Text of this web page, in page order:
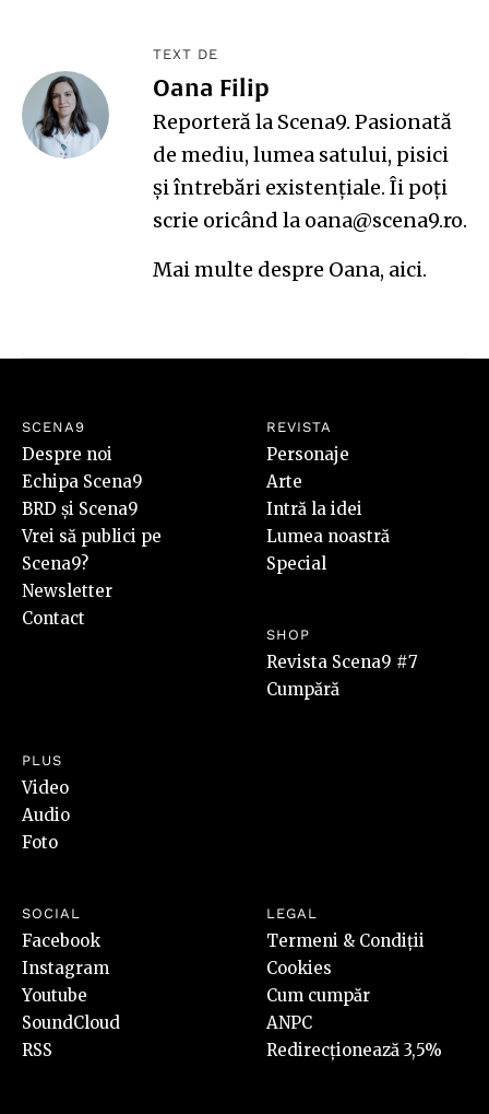
TEXT DE
Oana Filip
Reporteră la Scena9. Pasionată
de mediu, lumea satului, pisici
și întrebări existențiale. Îi poți
scrie oricând la oana@scena9.ro.
Mai multe despre Oana, aici.
SCENA9
Despre noi
Echipa Scena9
BRD și Scena9
Vrei să publici pe
Scena9?
Newsletter
Contact
REVISTA
Personaje
Arte
Intră la idei
Lumea noastră
Special
SHOP
Revista Scena9 #7
Cumpără
PLUS
Video
Audio
Foto
SOCIAL
Facebook
Instagram
Youtube
SoundCloud
RSS
LEGAL
Termeni & Condiții
Cookies
Cum cumpăr
ANPC
Redirecționează 3,5%